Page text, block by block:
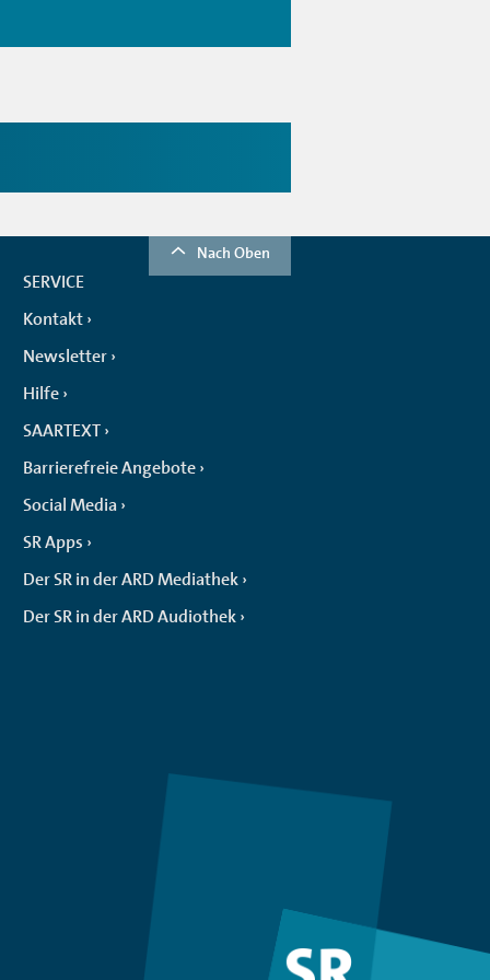
Nach Oben
SERVICE
Kontakt
Newsletter
Hilfe
SAARTEXT
Barrierefreie Angebote
Social Media
SR Apps
Der SR in der ARD Mediathek
Der SR in der ARD Audiothek